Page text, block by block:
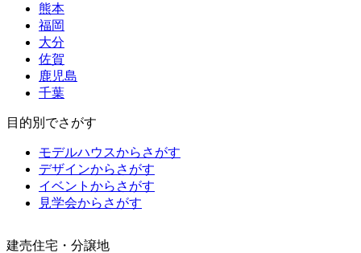
熊本
福岡
大分
佐賀
鹿児島
千葉
目的別でさがす
モデルハウスからさがす
デザインからさがす
イベントからさがす
見学会からさがす
建売住宅・分譲地